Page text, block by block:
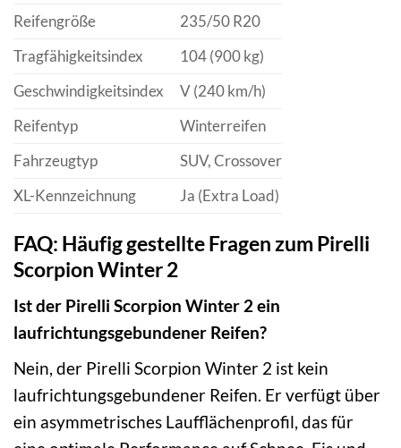
Reifengröße
235/50 R20
Tragfähigkeitsindex
104 (900 kg)
Geschwindigkeitsindex
V (240 km/h)
Reifentyp
Winterreifen
Fahrzeugtyp
SUV, Crossover
XL-Kennzeichnung
Ja (Extra Load)
FAQ: Häufig gestellte Fragen zum Pirelli
Scorpion Winter 2
Ist der Pirelli Scorpion Winter 2 ein
laufrichtungsgebundener Reifen?
Nein, der Pirelli Scorpion Winter 2 ist kein
laufrichtungsgebundener Reifen. Er verfügt über
ein asymmetrisches Laufflächenprofil, das für